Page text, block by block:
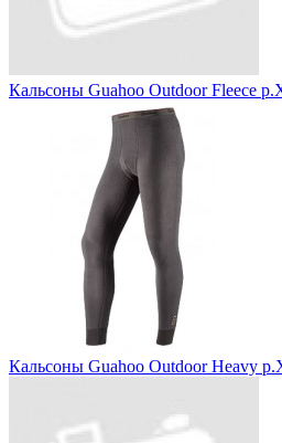
Кальсоны Guahoo Outdoor Fleece
Кальсоны Guahoo Outdoor Heavy